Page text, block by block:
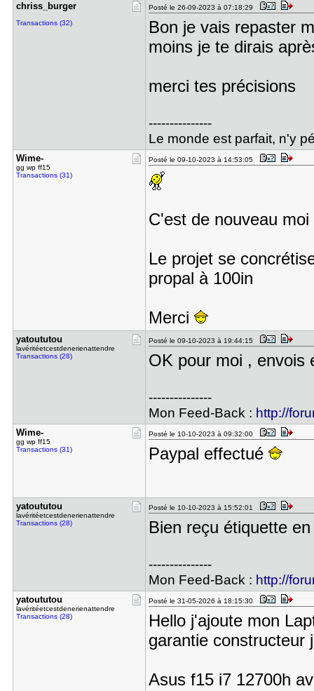
chriss_bur​ger
Transactions (32)
Posté le 26-09-2023 à 07:18:29
Bon je vais repaster
moins je te dirais
merci tes précisions
---------------
Le monde est parfait, n'y
Wime-
gg wp ff15
Transactions (31)
Posté le 09-10-2023 à 14:53:05
C'est de nouveau moi
Le projet se
propal à 100in
Merci
yatoututou
lavéritéetcestdenerienattendre
Transactions (28)
Posté le 09-10-2023 à 19:44:15
OK pour moi , envois
---------------
Mon Feed-Back : http://
Wime-
gg wp ff15
Transactions (31)
Posté le 10-10-2023 à 09:32:00
Paypal effectué
yatoututou
lavéritéetcestdenerienattendre
Transactions (28)
Posté le 10-10-2023 à 15:52:01
Bien reçu étiquette
---------------
Mon Feed-Back : http://
yatoututou
lavéritéetcestdenerienattendre
Transactions (28)
Posté le 31-05-2026 à 18:15:30
Hello j'ajoute mon
garantie constructeur
Asus f15 i7 12700h